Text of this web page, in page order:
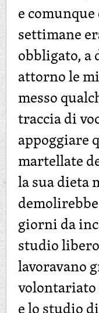
e
settimane
obbligato,
attorno le
messo
traccia di
appoggiare
martellate
la sua dieta
giorni da
studio
lavoravano
volontariato
e lo studio